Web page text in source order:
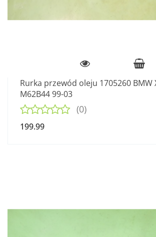
Rurka przewód oleju 1705260 BMW
M62B44 99-03
(0)
199.99